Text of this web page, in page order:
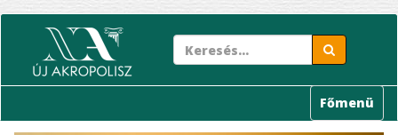
tartalomra
Főmenü